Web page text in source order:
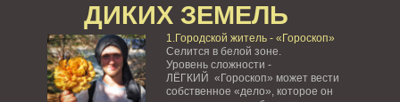
ДИКИХ ЗЕМЕЛЬ
1.Городской житель - «Гороскоп»
Селится в белой зоне.
Уровень сложности -
ЛЁГКИЙ «Гороскоп» может вести
собственное «дело», которое он